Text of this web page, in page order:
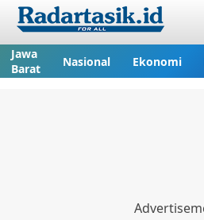
Jawa
Barat
Nasional Ekonomi